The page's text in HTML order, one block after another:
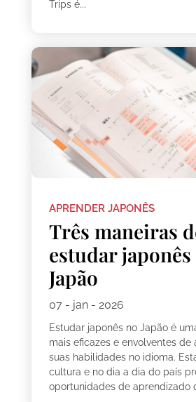
Trips é...
APRENDER JAPONÊS
Três maneiras
estudar japonês
Japão
07 - jan - 2026
Estudar japonês no Japão é
mais eficazes e envolventes de
suas habilidades no idioma.
cultura e no dia a dia do país
oportunidades de aprendizado